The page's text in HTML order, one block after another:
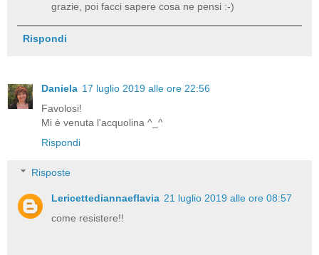
grazie, poi facci sapere cosa ne pensi :-)
Rispondi
Daniela 17 luglio 2019 alle ore 22:56
Favolosi!
Mi è venuta l'acquolina ^_^
Rispondi
Risposte
Lericettediannaeflavia 21 luglio 2019 alle ore 08:57
come resistere!!